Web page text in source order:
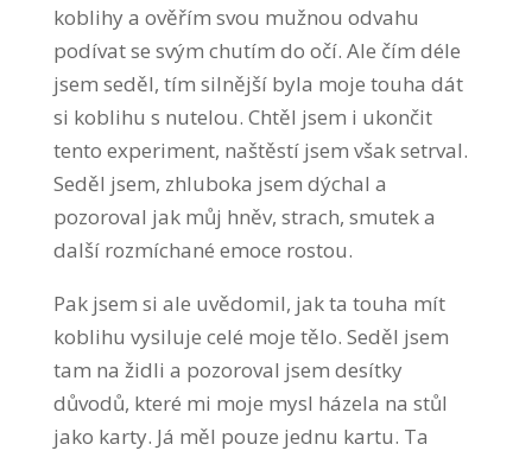
koblihy a ověřím svou mužnou odvahu
podívat se svým chutím do očí. Ale čím déle
jsem seděl, tím silnější byla moje touha dát
si koblihu s nutelou. Chtěl jsem i ukončit
tento experiment, naštěstí jsem však setrval.
Seděl jsem, zhluboka jsem dýchal a
pozoroval jak můj hněv, strach, smutek a
další rozmíchané emoce rostou.
Pak jsem si ale uvědomil, jak ta touha mít
koblihu vysiluje celé moje tělo. Seděl jsem
tam na židli a pozoroval jsem desítky
důvodů, které mi moje mysl házela na stůl
jako karty. Já měl pouze jednu kartu. Ta